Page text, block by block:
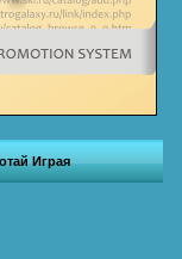
Играя